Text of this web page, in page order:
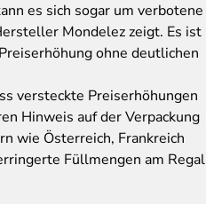
es sich sogar um verbotene
Mondelez zeigt. Es ist
ohne deutlichen
versteckte Preiserhöhungen
Hinweis auf der Verpackung
wie Österreich, Frankreich
Füllmengen am Regal